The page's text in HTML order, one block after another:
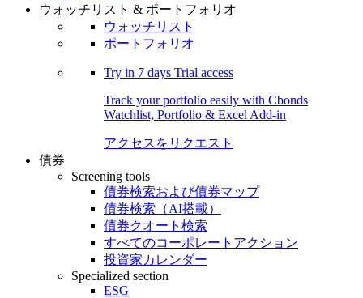
ウォッチリスト & ポートフォリオ
ウォッチリスト
ポートフォリオ
Try in 7 days Trial access
Track your portfolio easily with Cbonds
Watchlist, Portfolio & Excel Add-in
アクセスをリクエスト
債券
Screening tools
債券検索および債券マップ
債券検索（AI搭載）
債券クオート検索
すべてのコーポレートアクション
投資家カレンダー
Specialized section
ESG